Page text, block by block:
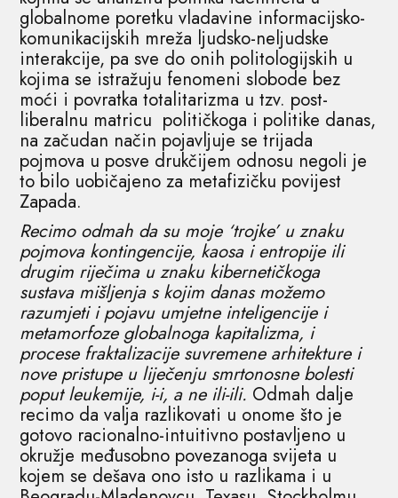
globalnome poretku vladavine informacijsko-
komunikacijskih mreža ljudsko-neljudske
interakcije, pa sve do onih politologijskih u
kojima se istražuju fenomeni slobode bez
moći i povratka totalitarizma u tzv. post-
liberalnu matricu političkoga i politike danas,
na začudan način pojavljuje se trijada
pojmova u posve drukčijem odnosu negoli je
to bilo uobičajeno za metafizičku povijest
Zapada.
Recimo odmah da su moje ‘trojke’ u znaku
pojmova kontingencije, kaosa i entropije ili
drugim riječima u znaku kibernetičkoga
sustava mišljenja s kojim danas možemo
razumjeti i pojavu umjetne inteligencije i
metamorfoze globalnoga kapitalizma, i
procese fraktalizacije suvremene arhitekture i
nove pristupe u liječenju smrtonosne bolesti
poput leukemije, i-i, a ne ili-ili. Odmah dalje
recimo da valja razlikovati u onome što je
gotovo racionalno-intuitivno postavljeno u
okružje međusobno povezanoga svijeta u
kojem se dešava ono isto u razlikama i u